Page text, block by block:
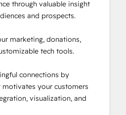
Architecture
Implementation
for
through valuable insight
and prospects.
marketing, donations,
tech tools.
connections by
motivates your customers
visualization, and